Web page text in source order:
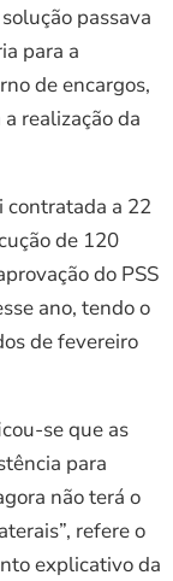
passava
para a
de encargos,
realização da
contratada a 22
de 120
do PSS
ano, tendo o
de fevereiro
se que as
para
não terá o
refere o
explicativo da